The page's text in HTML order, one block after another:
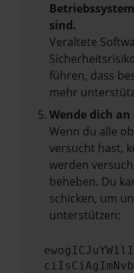
sind.
Veraltete
führen, dass
mehr
Wende dich
Wenn du alle
versucht hast,
werden
beheben. Du
schicken, um
unterstützen: